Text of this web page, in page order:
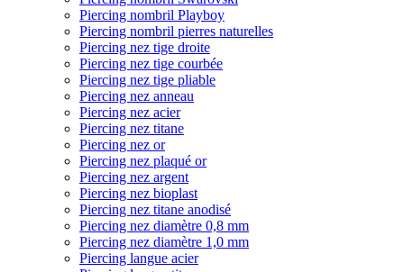
Piercing nombril Playboy
Piercing nombril pierres naturelles
Piercing nez tige droite
Piercing nez tige courbée
Piercing nez tige pliable
Piercing nez anneau
Piercing nez acier
Piercing nez titane
Piercing nez or
Piercing nez plaqué or
Piercing nez argent
Piercing nez bioplast
Piercing nez titane anodisé
Piercing nez diamètre 0,8 mm
Piercing nez diamètre 1,0 mm
Piercing langue acier